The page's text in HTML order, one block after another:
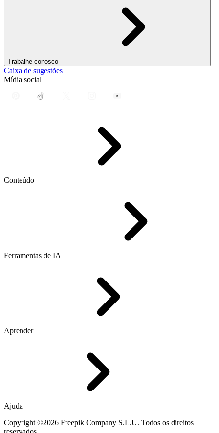
Trabalhe conosco
Caixa de sugestões
Mídia social
Conteúdo
Ferramentas de IA
Aprender
Ajuda
Copyright ©2026 Freepik Company S.L.U. Todos os direitos
reservados.